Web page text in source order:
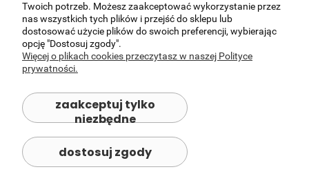
Skontaktuj się z nami
Twoich potrzeb. Możesz zaakceptować wykorzystanie przez
nas wszystkich tych plików i przejść do sklepu lub
dostosować użycie plików do swoich preferencji, wybierając
opcję "Dostosuj zgody".
Więcej o plikach cookies przeczytasz w naszej Polityce
prywatności.
zaakceptuj tylko
niezbędne
dostosuj zgody